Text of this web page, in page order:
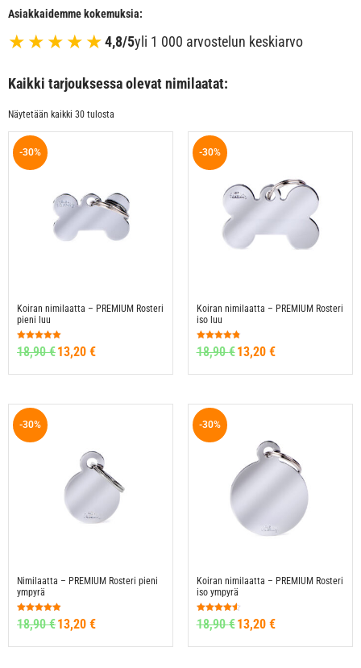
Asiakkaidemme kokemuksia:
★★★★★4,8/5yli 1 000 arvostelun keskiarvo
Kaikki tarjouksessa olevat nimilaatat:
Näytetään kaikki 30 tulosta
-30%
Koiran nimilaatta – PREMIUM Rosteri
pieni luu
Arvostelu
tuotteesta:
18,90€13,20 €
-30%
Koiran nimilaatta – PREMIUM Rosteri
iso luu
Arvostelu
tuotteesta:
18,90€13,20 €
-30%
Nimilaatta – PREMIUM Rosteri pieni
ympyrä
Arvostelu
tuotteesta:
18,90€13,20 €
-30%
Koiran nimilaatta – PREMIUM Rosteri
iso ympyrä
Arvostelu
tuotteesta:
18,90€13,20 €